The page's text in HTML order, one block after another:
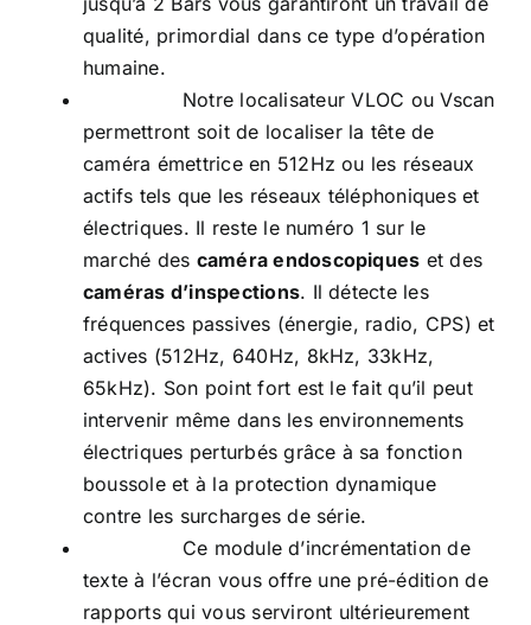
qualité, primordial dans ce type d’opération
humaine.
Notre localisateur VLOC ou Vscan
permettront soit de localiser la tête de
caméra émettrice en 512Hz ou les réseaux
actifs tels que les réseaux téléphoniques et
électriques. Il reste le numéro 1 sur le
marché des caméra endoscopiques et des
caméras d’inspections. Il détecte les
fréquences passives (énergie, radio, CPS) et
actives (512Hz, 640Hz, 8kHz, 33kHz,
65kHz). Son point fort est le fait qu’il peut
intervenir même dans les environnements
électriques perturbés grâce à sa fonction
boussole et à la protection dynamique
contre les surcharges de série.
Ce module d’incrémentation de
texte à l’écran vous offre une pré-édition de
rapports qui vous serviront ultérieurement